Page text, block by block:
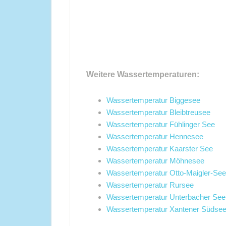
Weitere Wassertemperaturen:
Wassertemperatur Biggesee
Wassertemperatur Bleibtreusee
Wassertemperatur Fühlinger See
Wassertemperatur Hennesee
Wassertemperatur Kaarster See
Wassertemperatur Möhnesee
Wassertemperatur Otto-Maigler-See
Wassertemperatur Rursee
Wassertemperatur Unterbacher See
Wassertemperatur Xantener Südsee